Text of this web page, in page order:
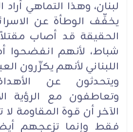
لبنان، وهذا التماهي
يخفِّف الوطأة عن
شباط، لأنهم انفضحوا
اللبناني لأنهم يكرِّرون
ويتحدثون عن
وتعاطفون مع الرؤية
الآخر أن قوة المقاومة لا
فقط وإنما تزعجهم